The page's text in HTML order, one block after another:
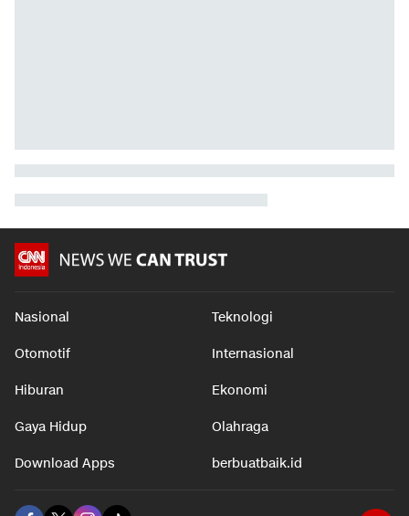
Nasional Teknologi
Otomotif Internasional
Hiburan Ekonomi
Gaya Hidup Olahraga
Download Apps berbuatbaik.id